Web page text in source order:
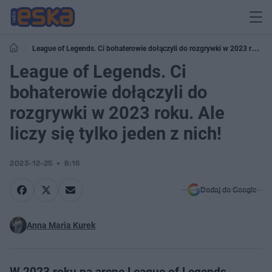
League of Legends. Ci bohaterowie dołączyli do rozgrywki w 2023 roku.
Ale liczy się tylko jeden z nich!
League of Legends. Ci
bohaterowie dołączyli do
rozgrywki w 2023 roku. Ale
liczy się tylko jeden z nich!
2023-12-25 8:16
Dodaj do Google
Anna Maria Kurek